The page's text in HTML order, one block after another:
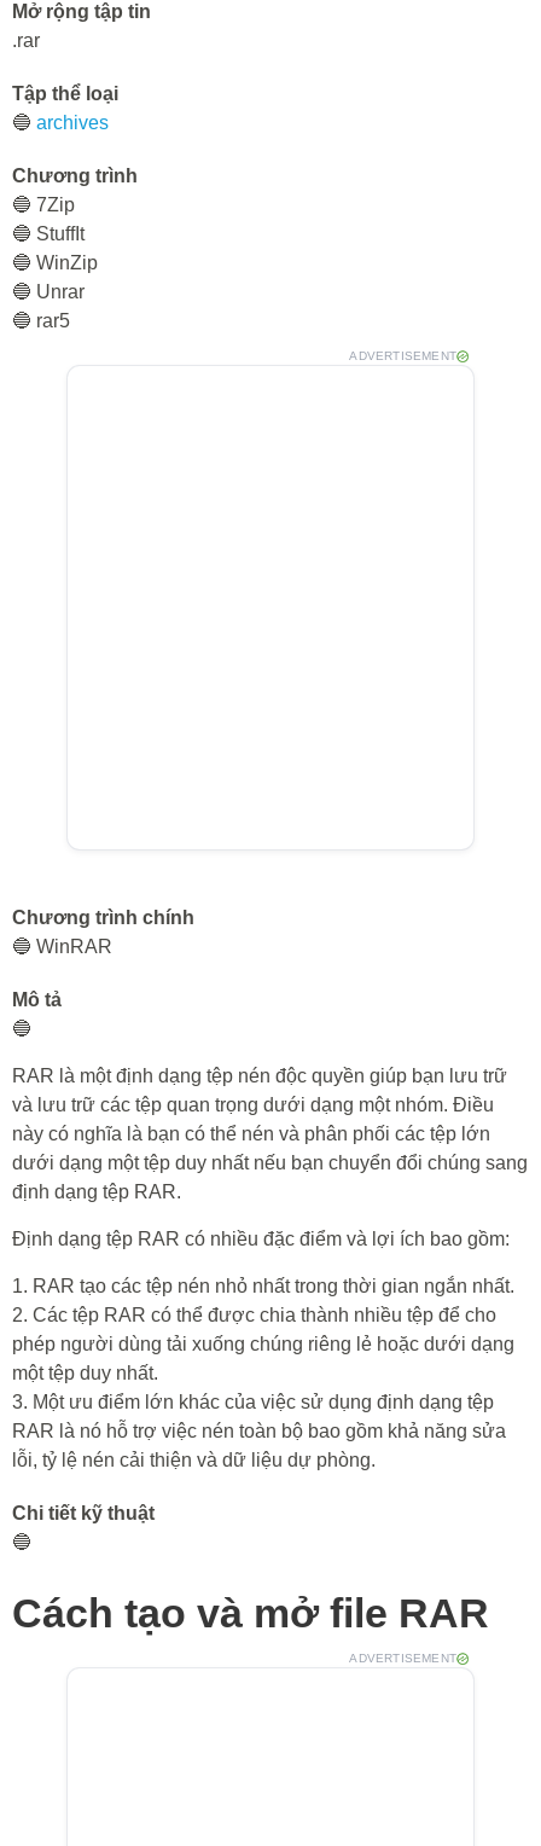
Mở rộng tập tin
.rar
Tập thể loại
🔵 archives
Chương trình
🔵 7Zip
🔵 StuffIt
🔵 WinZip
🔵 Unrar
🔵 rar5
ADVERTISEMENT
Chương trình chính
🔵 WinRAR
Mô tả
🔵
RAR là một định dạng tệp nén độc quyền giúp bạn lưu trữ
và lưu trữ các tệp quan trọng dưới dạng một nhóm. Điều
này có nghĩa là bạn có thể nén và phân phối các tệp lớn
dưới dạng một tệp duy nhất nếu bạn chuyển đổi chúng sang
định dạng tệp RAR.
Định dạng tệp RAR có nhiều đặc điểm và lợi ích bao gồm:
1. RAR tạo các tệp nén nhỏ nhất trong thời gian ngắn nhất.
2. Các tệp RAR có thể được chia thành nhiều tệp để cho
phép người dùng tải xuống chúng riêng lẻ hoặc dưới dạng
một tệp duy nhất.
3. Một ưu điểm lớn khác của việc sử dụng định dạng tệp
RAR là nó hỗ trợ việc nén toàn bộ bao gồm khả năng sửa
lỗi, tỷ lệ nén cải thiện và dữ liệu dự phòng.
Chi tiết kỹ thuật
🔵
Cách tạo và mở file RAR
ADVERTISEMENT